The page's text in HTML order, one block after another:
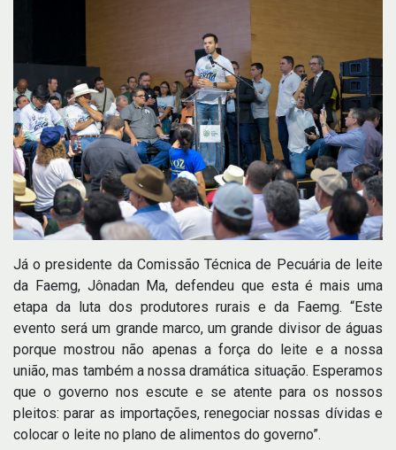
Já o presidente da Comissão Técnica de Pecuária de leite
da Faemg, Jônadan Ma, defendeu que esta é mais uma
etapa da luta dos produtores rurais e da Faemg. “Este
evento será um grande marco, um grande divisor de águas
porque mostrou não apenas a força do leite e a nossa
união, mas também a nossa dramática situação. Esperamos
que o governo nos escute e se atente para os nossos
pleitos: parar as importações, renegociar nossas dívidas e
colocar o leite no plano de alimentos do governo”.